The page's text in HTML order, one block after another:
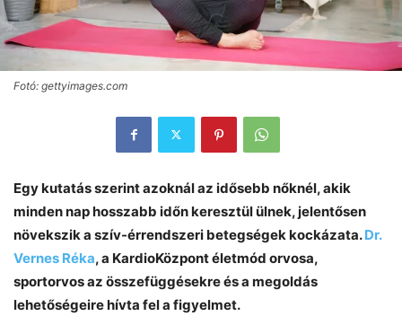
Fotó: gettyimages.com
Egy kutatás szerint azoknál az idősebb nőknél, akik
minden nap hosszabb időn keresztül ülnek, jelentősen
növekszik a szív-érrendszeri betegségek kockázata.Dr.
Vernes Réka, a KardioKözpont életmód orvosa,
sportorvos az összefüggésekre és a megoldás
lehetőségeire hívta fel a figyelmet.